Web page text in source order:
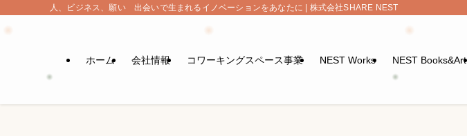
人、ビジネス、願い 出会いで生まれるイノベーションをあなたに | 株式会社SHARE NEST
ホーム 会社情報 コワーキングスペース事業 NEST Works NEST Books&Art